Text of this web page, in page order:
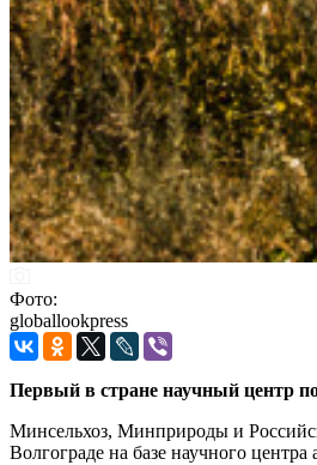
Фото:
globallookpress
Первый в стране научный центр
Минсельхоз, Минприроды и
Волгограде на базе научного